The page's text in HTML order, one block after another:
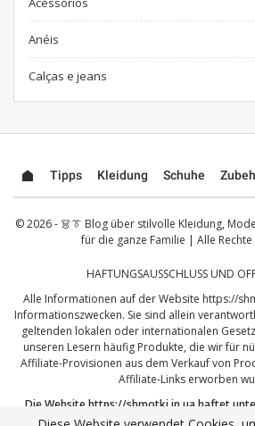
Anéis
Calças e jeans
Tipps Kleidung Schuhe
© 2026 - 👗👔 Blog über stilvolle Kleidung,
für die ganze Familie | Alle
HAFTUNGSAUSSCHLUSS UND
Alle Informationen auf der Website https://
Informationszwecken. Sie sind allein
geltenden lokalen oder internationalen
unseren Lesern häufig Produkte, die wir für
Affiliate-Provisionen aus dem Verkauf von
Affiliate-Links erworben
Die Websitehttps://shmotki.in.uahaftet
Schäden, die direkt oder indirekt aus der